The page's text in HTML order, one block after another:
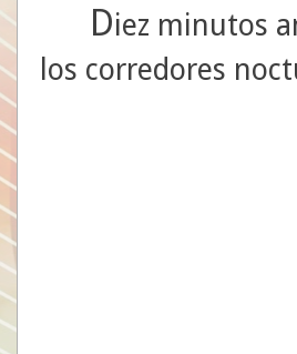
Diez minutos
los corredores